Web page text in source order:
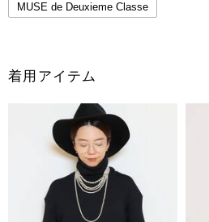
MUSE de Deuxieme Classe
着用アイテム